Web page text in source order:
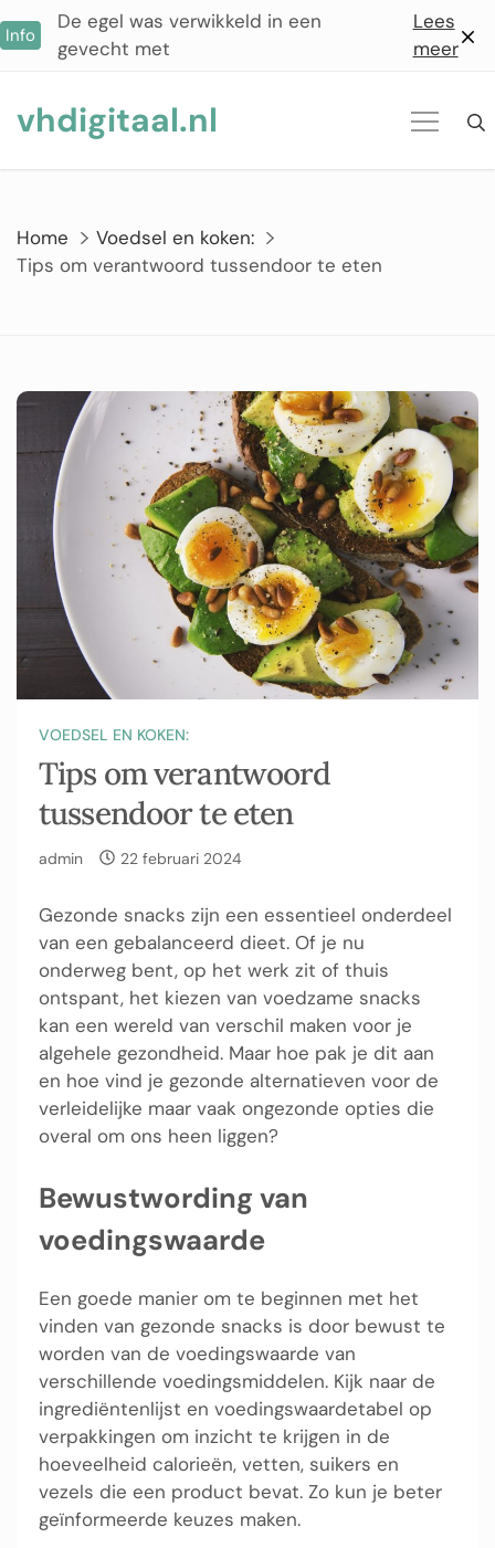
naar
Info
De egel was verwikkeld in een
gevecht met
Lees
meer
vhdigitaal.nl
Home
Voedsel en koken:
Tips om verantwoord tussendoor te eten
VOEDSEL EN KOKEN:
Tips om verantwoord
tussendoor te eten
admin 22 februari 2024
Gezonde snacks zijn een essentieel onderdeel
van een gebalanceerd dieet. Of je nu
onderweg bent, op het werk zit of thuis
ontspant, het kiezen van voedzame snacks
kan een wereld van verschil maken voor je
algehele gezondheid. Maar hoe pak je dit aan
en hoe vind je gezonde alternatieven voor de
verleidelijke maar vaak ongezonde opties die
overal om ons heen liggen?
Bewustwording van
voedingswaarde
Een goede manier om te beginnen met het
vinden van gezonde snacks is door bewust te
worden van de voedingswaarde van
verschillende voedingsmiddelen. Kijk naar de
ingrediëntenlijst en voedingswaardetabel op
verpakkingen om inzicht te krijgen in de
hoeveelheid calorieën, vetten, suikers en
vezels die een product bevat. Zo kun je beter
geïnformeerde keuzes maken.